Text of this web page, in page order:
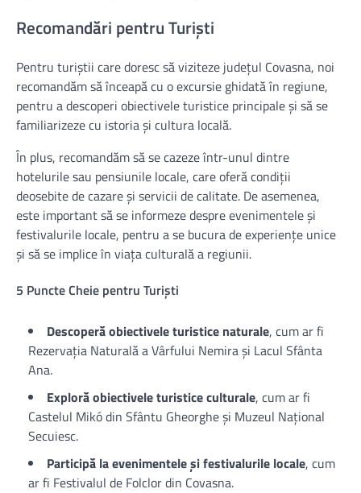
Recomandări pentru Turiști
Pentru turiștii care doresc să viziteze județul Covasna, noi
recomandăm să înceapă cu o excursie ghidată în regiune,
pentru a descoperi obiectivele turistice principale și să se
familiarizeze cu istoria și cultura locală.
În plus, recomandăm să se cazeze într-unul dintre
hotelurile sau pensiunile locale, care oferă condiții
deosebite de cazare și servicii de calitate. De asemenea,
este important să se informeze despre evenimentele și
festivalurile locale, pentru a se bucura de experiențe unice
și să se implice în viața culturală a regiunii.
5 Puncte Cheie pentru Turiști
Descoperă obiectivele turistice naturale, cum ar fi
Rezervația Naturală a Vârfului Nemira și Lacul Sfânta
Ana.
Exploră obiectivele turistice culturale, cum ar fi
Castelul Mikó din Sfântu Gheorghe și Muzeul Național
Secuiesc.
Participă la evenimentele și festivalurile locale, cum
ar fi Festivalul de Folclor din Covasna.